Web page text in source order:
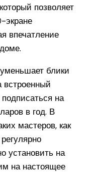
позволяет
экране
впечатление
блики
встроенный
на
в год. В
мастеров, как
установить на
на настоящее